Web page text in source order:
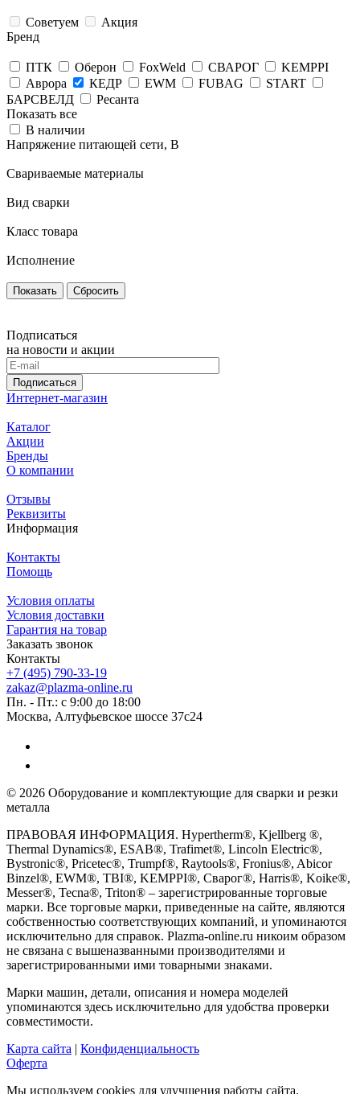
Советуем
Акция
Бренд
ПТК Оберон FoxWeld СВАРОГ
KEMPPI
Аврора
КЕДР EWM FUBAG
START
БАРСВЕЛД
Ресанта
Показать все
В наличии
Напряжение питающей сети, В
Свариваемые материалы
Вид сварки
Класс товара
Исполнение
Сбросить
Подписаться
на новости и акции
Подписаться
Интернет-магазин
Каталог
Акции
Бренды
О компании
Отзывы
Реквизиты
Информация
Контакты
Помощь
Условия оплаты
Условия доставки
Гарантия на товар
Заказать звонок
Контакты
+7 (495) 790-33-19
zakaz@plazma-online.ru
Пн. - Пт.: с 9:00 до 18:00
Москва, Алтуфьевское шоссе 37с24
© 2026 Оборудование и комплектующие для сварки и резки
металла
ПРАВОВАЯ ИНФОРМАЦИЯ. Hypertherm®, Kjellberg ®,
Thermal Dynamics®, ESAB®, Trafimet®, Lincoln Electric®,
Bystronic®, Pricetec®, Trumpf®, Raytools®, Fronius®, Abicor
Binzel®, EWM®, TBI®, KEMPPI®, Сварог®, Harris®, Koike®,
Messer®, Tecna®, Triton® – зарегистрированные торговые
марки. Все торговые марки, приведенные на сайте, являются
собственностью соответствующих компаний, и упоминаются
исключительно для справок. Plazma-online.ru никоим образом
не связана с вышеназванными производителями и
зарегистрированными ими товарными знаками.
Марки машин, детали, описания и номера моделей
упоминаются здесь исключительно для удобства проверки
совместимости.
Карта сайта | Конфиденциальность
Оферта
Мы используем cookies для улучшения работы сайта.